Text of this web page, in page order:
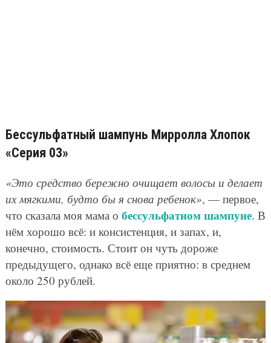
Бессульфатный шампунь Мирролла Хлопок
«Серия 03»
«Это средство бережно очищает волосы и делает
их мягкими, будто бы я снова ребенок», — первое,
что сказала моя мама о бессульфатном шампуне. В
нём хорошо всё: и консистенция, и запах, и,
конечно, стоимость. Стоит он чуть дороже
предыдущего, однако всё еще приятно: в среднем
около 250 рублей.